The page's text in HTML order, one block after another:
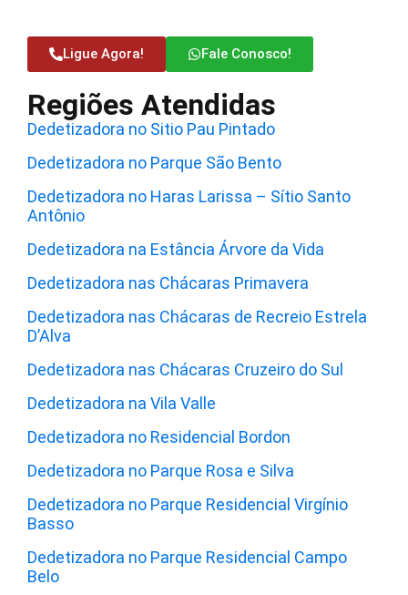
Ligue Agora! Fale Conosco!
Regiões Atendidas
Dedetizadora no Sitio Pau Pintado
Dedetizadora no Parque São Bento
Dedetizadora no Haras Larissa – Sítio Santo
Antônio
Dedetizadora na Estância Árvore da Vida
Dedetizadora nas Chácaras Primavera
Dedetizadora nas Chácaras de Recreio Estrela
D’Alva
Dedetizadora nas Chácaras Cruzeiro do Sul
Dedetizadora na Vila Valle
Dedetizadora no Residencial Bordon
Dedetizadora no Parque Rosa e Silva
Dedetizadora no Parque Residencial Virgínio
Basso
Dedetizadora no Parque Residencial Campo
Belo